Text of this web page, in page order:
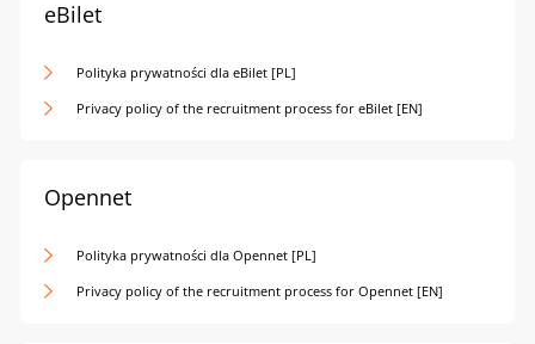
eBilet
Polityka prywatności dla eBilet [PL]
Privacy policy of the recruitment process for eBilet [EN]
Opennet
Polityka prywatności dla Opennet [PL]
Privacy policy of the recruitment process for Opennet [EN]